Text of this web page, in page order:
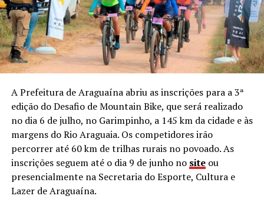
A Prefeitura de Araguaína abriu as inscrições para a 3ª
edição do Desafio de Mountain Bike, que será realizado
no dia 6 de julho, no Garimpinho, a 145 km da cidade e às
margens do Rio Araguaia. Os competidores irão
percorrer até 60 km de trilhas rurais no povoado. As
inscrições seguem até o dia 9 de junho no site ou
presencialmente na Secretaria do Esporte, Cultura e
Lazer de Araguaína.